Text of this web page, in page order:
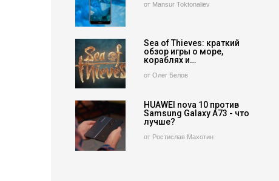
от Mansur Toktonaliev
Sea of Thieves: краткий
обзор игры о море,
кораблях и…
от Олег Белов
HUAWEI nova 10 против
Samsung Galaxy A73 - что
лучше?
от Ростислав Махотин